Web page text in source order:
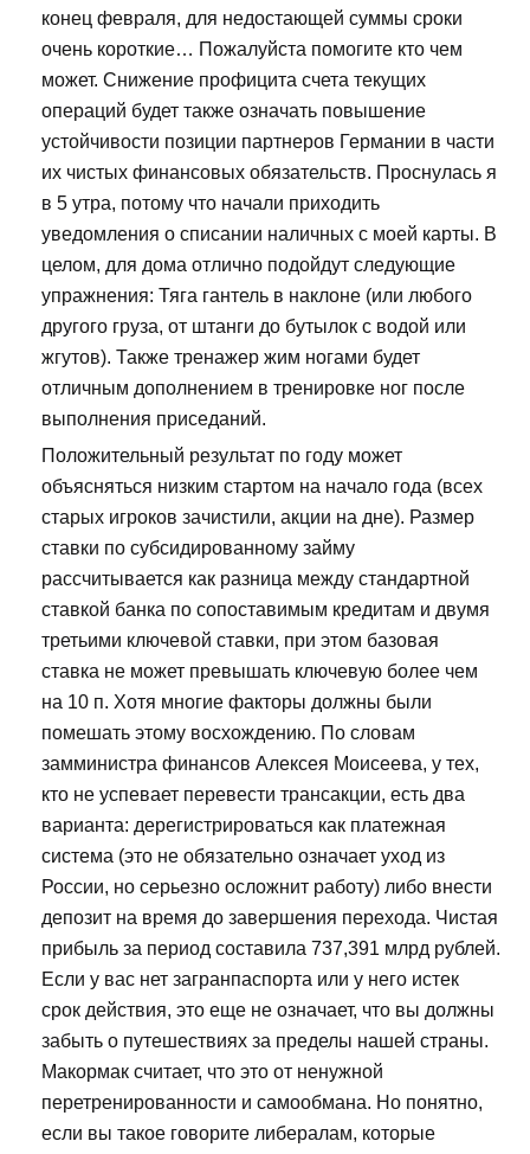
конец февраля, для недостающей суммы сроки
очень короткие… Пожалуйста помогите кто чем
может. Снижение профицита счета текущих
операций будет также означать повышение
устойчивости позиции партнеров Германии в части
их чистых финансовых обязательств. Проснулась я
в 5 утра, потому что начали приходить
уведомления о списании наличных с моей карты. В
целом, для дома отлично подойдут следующие
упражнения: Тяга гантель в наклоне (или любого
другого груза, от штанги до бутылок с водой или
жгутов). Также тренажер жим ногами будет
отличным дополнением в тренировке ног после
выполнения приседаний.
Положительный результат по году может
объясняться низким стартом на начало года (всех
старых игроков зачистили, акции на дне). Размер
ставки по субсидированному займу
рассчитывается как разница между стандартной
ставкой банка по сопоставимым кредитам и двумя
третьими ключевой ставки, при этом базовая
ставка не может превышать ключевую более чем
на 10 п. Хотя многие факторы должны были
помешать этому восхождению. По словам
замминистра финансов Алексея Моисеева, у тех,
кто не успевает перевести трансакции, есть два
варианта: дерегистрироваться как платежная
система (это не обязательно означает уход из
России, но серьезно осложнит работу) либо внести
депозит на время до завершения перехода. Чистая
прибыль за период составила 737,391 млрд рублей.
Если у вас нет загранпаспорта или у него истек
срок действия, это еще не означает, что вы должны
забыть о путешествиях за пределы нашей страны.
Макормак считает, что это от ненужной
перетренированности и самообмана. Но понятно,
если вы такое говорите либералам, которые